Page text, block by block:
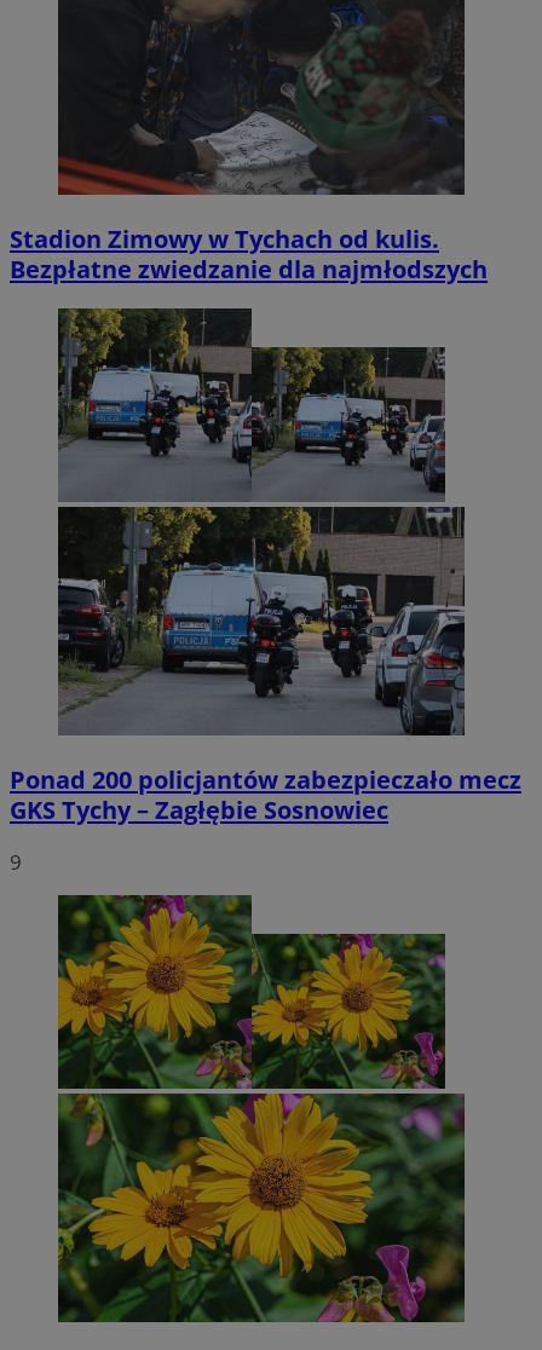
Stadion Zimowy w Tychach od kulis.
Bezpłatne zwiedzanie dla najmłodszych
Ponad 200 policjantów zabezpieczało mecz
GKS Tychy – Zagłębie Sosnowiec
9